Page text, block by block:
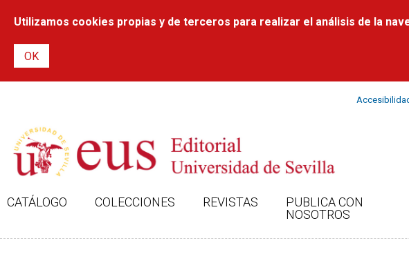
Utilizamos cookies propias y de terceros para realizar el análisis de la
CATÁLOGO COLECCIONES REVISTAS
PUBLICA CON
NOSOTROS